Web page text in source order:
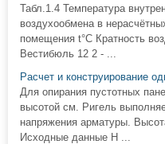
Табл.1.4 Температура
воздухообмена в
помещения t°C Кратность
Вестибюль 12 2 - ...
Расчет и конструирование
Для опирания пустотных
высотой см. Ригель
напряжения арматуры.
Исходные данные Н ...